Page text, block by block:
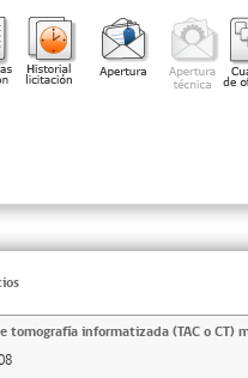
tomografía informatizada (TAC o CT)